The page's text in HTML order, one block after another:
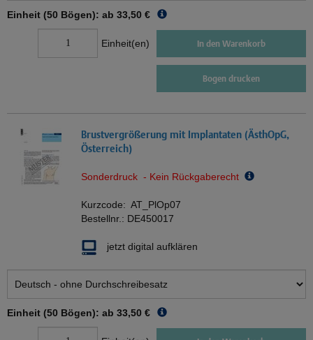
Einheit (50 Bögen): ab 33,50 €
Einheit(en) In den Warenkorb
Bogen drucken
Brustvergrößerung mit Implantaten (ÄsthOpG,
Österreich)
Sonderdruck - Kein Rückgaberecht
Kurzcode: AT_PlOp07
Bestellnr.: DE450017
jetzt digital aufklären
Einheit (50 Bögen): ab 33,50 €